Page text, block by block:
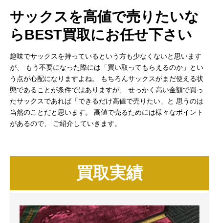
サックスを高値で売りたいな
らBEST買取にお任せ下さい
趣味でサックスを持っているという方も少なくないと思います
が、
もう不要になった際には「買い取ってもらえるのか」とい
う点が心配になりますよね。
もちろんサックスがまだ使える状
態であることが条件ではありますが、
せっかく高い金額で買っ
たサックスであれば「できるだけ高値で売りたい」と 思うのは
当然のことだと思います。
高値で売るためには様々なポイント
があるので、
ご紹介していきます。
買取実績